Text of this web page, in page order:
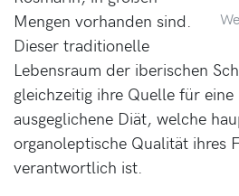
Mengen vorhanden sind.
Dieser traditionelle
Lebensraum der iberischen
gleichzeitig ihre Quelle für eine
ausgeglichene Diät, welche
organoleptische Qualität ihres
verantwortlich ist.